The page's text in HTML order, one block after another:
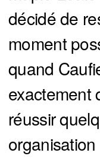
décidé de
moment
quand
exactement
réussir